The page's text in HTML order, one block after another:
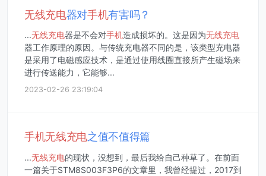
无线充电器对手机有害吗？
...无线充电器是不会对手机造成损坏的。这是因为无线充电
器工作原理的原因。与传统充电器不同的是，该类型充电器
是采用了电磁感应技术，是通过使用线圈直接所产生磁场来
进行传送能力，它能够...
2023-02-26 23:19:04
手机无线充电之值不值得篇
...无线充电的现状，没想到，最后我给自己种草了。在前面
一篇关于STM8S003F3P6的文章里，我曾经提过，2017到